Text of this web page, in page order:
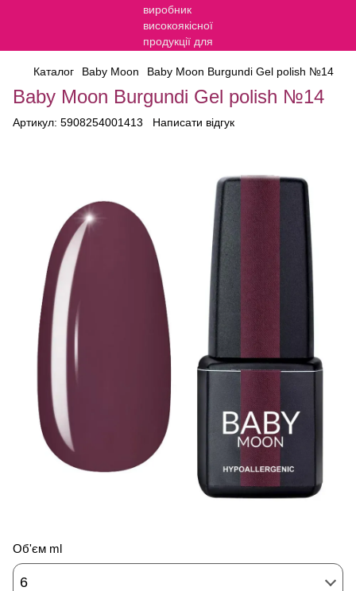
Каталог Baby Moon Baby Moon Burgundi Gel polish №14
Baby Moon Burgundi Gel polish №14
Артикул: 5908254001413 Написати відгук
Об'єм ml
6